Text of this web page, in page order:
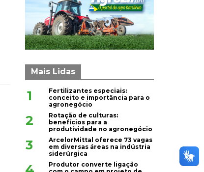
Mais Lidas
1
Fertilizantes especiais:
conceito e importância para o
agronegócio
2
Rotação de culturas:
benefícios para a
produtividade no agronegócio
3
ArcelorMittal oferece 73 vagas
em diversas áreas na indústria
siderúrgica
Produtor converte ligação